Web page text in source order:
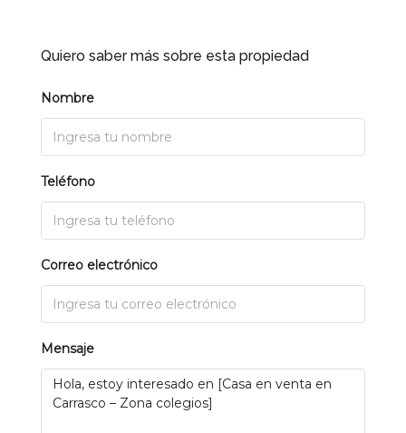
Quiero saber más sobre esta propiedad
Nombre
Teléfono
Correo electrónico
Mensaje